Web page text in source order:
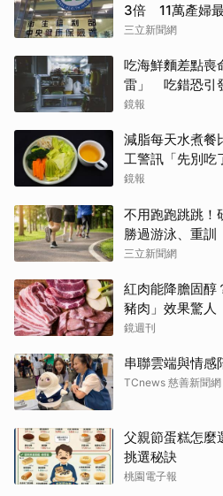
3倍 11萬產婦
三立新聞網
吃海鮮麵差點喪
雷」 吃錯恐引
鏡報
減脂每天水煮餐
工警訊「先別吃
鏡報
不用跑跑跳跳！
勝過游泳、重訓
三立新聞網
紅肉能降膽固
豬肉」效果驚人
鏡週刊
串聯雲端與情感
TCnews 慈善新聞網
父親節蛋糕怎麼
挑選秘訣
桃園電子報